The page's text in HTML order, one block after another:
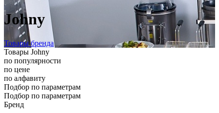
Johny
Товары бренда
Товары Johny
по популярности
по цене
по алфавиту
Подбор по параметрам
Подбор по параметрам
Бренд